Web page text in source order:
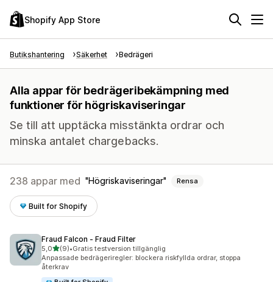
Shopify App Store
Butikshantering Säkerhet Bedrägeri
Alla appar för bedrägeribekämpning med
funktioner för högriskaviseringar
Se till att upptäcka misstänkta ordrar och
minska antalet chargebacks.
238 appar med Högriskaviseringar Rensa
Built for Shopify
Fraud Falcon ‑ Fraud Filter
5,0av 5 stjärnor
(9)
9 recensioner totalt
•Gratis testversion tillgänglig
Anpassade bedrägeriregler: blockera riskfyllda ordrar, stoppa
återkrav